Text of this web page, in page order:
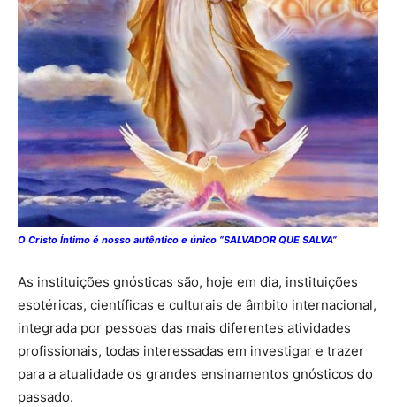
O Cristo Íntimo é nosso autêntico e único “SALVADOR QUE SALVA”
As instituições gnósticas são, hoje em dia, instituições
esotéricas, científicas e culturais de âmbito internacional,
integrada por pessoas das mais diferentes atividades
profissionais, todas interessadas em investigar e trazer
para a atualidade os grandes ensinamentos gnósticos do
passado.